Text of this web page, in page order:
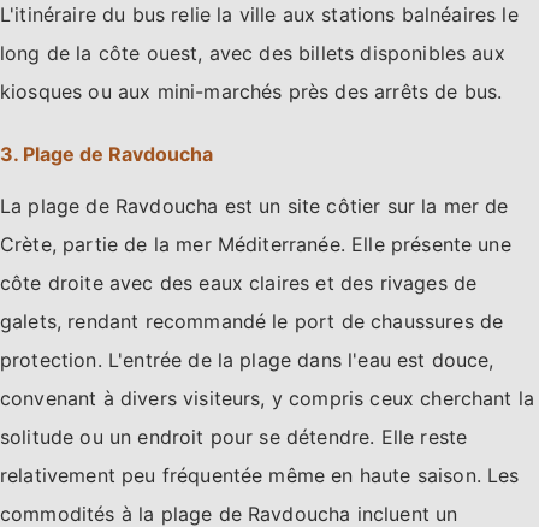
L'itinéraire du bus relie la ville aux stations balnéaires le
long de la côte ouest, avec des billets disponibles aux
kiosques ou aux mini-marchés près des arrêts de bus.
3. Plage de Ravdoucha
La plage de Ravdoucha est un site côtier sur la mer de
Crète, partie de la mer Méditerranée. Elle présente une
côte droite avec des eaux claires et des rivages de
galets, rendant recommandé le port de chaussures de
protection. L'entrée de la plage dans l'eau est douce,
convenant à divers visiteurs, y compris ceux cherchant la
solitude ou un endroit pour se détendre. Elle reste
relativement peu fréquentée même en haute saison. Les
commodités à la plage de Ravdoucha incluent un